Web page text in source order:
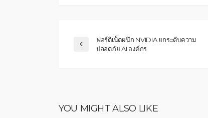
ฟอร์ติเน็ตผนึก NVIDIA ยกระดับความ
ปลอดภัย AI องค์กร
YOU MIGHT ALSO LIKE